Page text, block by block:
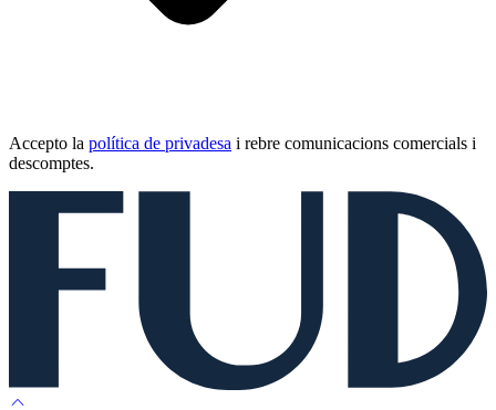
Accepto la política de privadesa i rebre comunicacions comercials i
descomptes.